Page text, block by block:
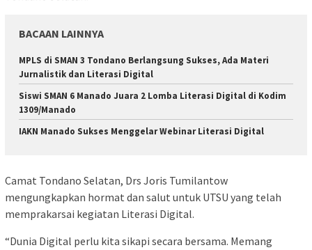
BACAAN LAINNYA
MPLS di SMAN 3 Tondano Berlangsung Sukses, Ada Materi
Jurnalistik dan Literasi Digital
Siswi SMAN 6 Manado Juara 2 Lomba Literasi Digital di Kodim
1309/Manado
IAKN Manado Sukses Menggelar Webinar Literasi Digital
Camat Tondano Selatan, Drs Joris Tumilantow
mengungkapkan hormat dan salut untuk UTSU yang telah
memprakarsai kegiatan Literasi Digital.
“Dunia Digital perlu kita sikapi secara bersama. Memang